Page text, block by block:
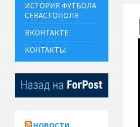
ИСТОРИЯ ФУТБОЛА
СЕВАСТОПОЛЯ
ВКОНТАКТЕ
КОНТАКТЫ